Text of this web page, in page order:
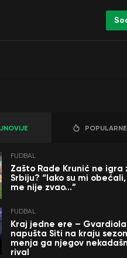
POPULARNE
FUDBAL
Zašto Rade Krunić ne igra
Srbiju? “Iako su mi
me nije zvao…”
FUDBAL
Kraj jedne ere – Gvardiola
napušta Siti na kraju
menja ga njegov
rival